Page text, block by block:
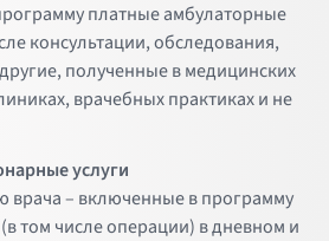
платные амбулаторные
консультации, обследования,
полученные в медицинских
врачебных практиках и не
услуги
врача – включенные в программу
том числе операции) в дневном и